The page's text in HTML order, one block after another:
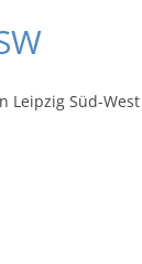
Leipzig Süd-West